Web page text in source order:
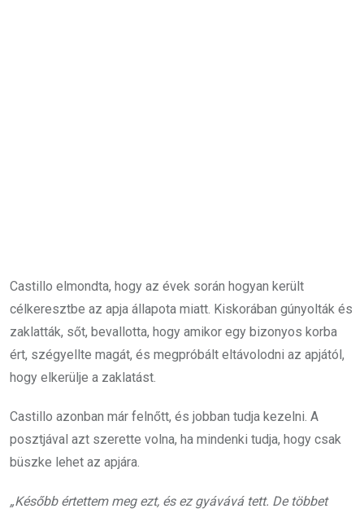
Castillo elmondta, hogy az évek során hogyan került
célkeresztbe az apja állapota miatt. Kiskorában gúnyolták és
zaklatták, sőt, bevallotta, hogy amikor egy bizonyos korba
ért, szégyellte magát, és megpróbált eltávolodni az apjától,
hogy elkerülje a zaklatást.
Castillo azonban már felnőtt, és jobban tudja kezelni. A
posztjával azt szerette volna, ha mindenki tudja, hogy csak
büszke lehet az apjára.
„Később értettem meg ezt, és ez gyávává tett. De többet